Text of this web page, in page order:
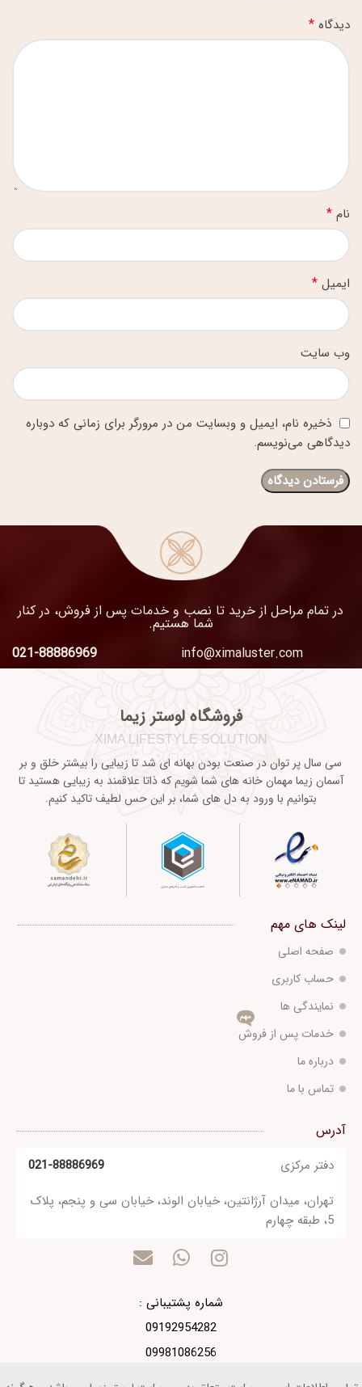
دیدگاه *
نام *
ایمیل *
وب‌ سایت
ذخیره نام، ایمیل و وبسایت من در مرورگر برای زمانی که دوباره
دیدگاهی می‌نویسم.
در تمام مراحل از خرید تا نصب و خدمات پس از فروش، در کنار
شما هستیم.
info@ximaluster.com
021-88886969
فروشگاه لوستر زیما
XIMA LIFESTYLE SOLUTION
سی سال پر توان در صنعت بودن بهانه ای شد تا زیبایی را بیشتر خلق و بر
آسمان زیما مهمان خانه های شما شویم که ذاتا علاقمند به زیبایی هستید تا
بتوانیم با ورود به دل های شما، بر این حس لطیف تاکید کنیم.
لینک های مهم
صفحه اصلی
حساب کاربری
نمایندگی ها
خدمات پس از فروش
مهم
درباره ما
تماس با ما
آدرس
دفتر مرکزی
021-88886969
تهران، میدان آرژانتین، خیابان الوند، خیابان سی و پنجم، پلاک
5، طبقه چهارم
شماره پشتیبانی :
09192954282
09981086256